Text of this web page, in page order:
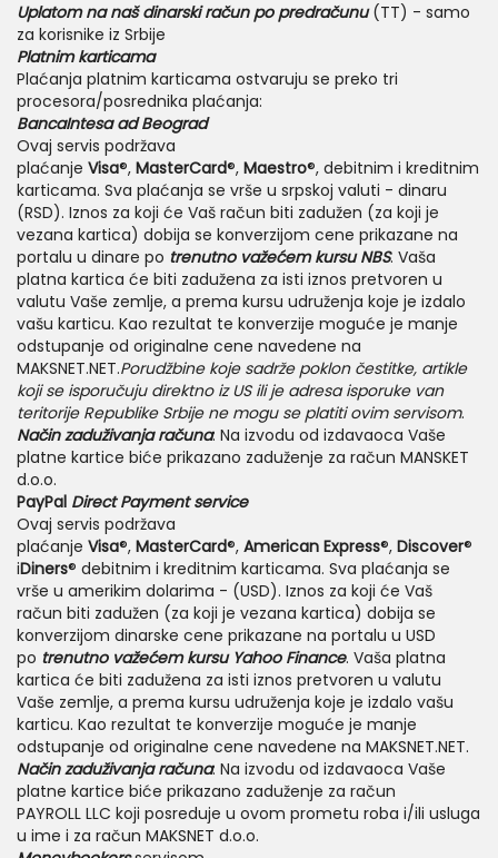
Uplatom na naš dinarski račun po predračunu(TT) - samo
za korisnike iz Srbije
Platnim karticama
Plaćanja platnim karticama ostvaruju se preko tri
procesora/posrednika plaćanja:
BancaIntesa ad Beograd
Ovaj servis podržava
plaćanje Visa®, MasterCard®, Maestro®, debitnim i kreditnim
karticama. Sva plaćanja se vrše u srpskoj valuti - dinaru
(RSD). Iznos za koji će Vaš račun biti zadužen (za koji je
vezana kartica) dobija se konverzijom cene prikazane na
portalu u dinare po trenutno važećem kursuNBS. Vaša
platna kartica će biti zadužena za isti iznos pretvoren u
valutu Vaše zemlje, a prema kursu udruženja koje je izdalo
vašu karticu. Kao rezultat te konverzije moguće je manje
odstupanje od originalne cene navedene na
MAKSNET.NET.Porudžbine koje sadrže poklon čestitke, artikle
koji se isporučuju direktno iz US ili je adresa isporuke van
teritorije Republike Srbije ne mogu se platiti ovim servisom.
Način zaduživanja računa: Na izvodu od izdavaoca Vaše
platne kartice biće prikazano zaduženje za račun MANSKET
d.o.o.
PayPal Direct Payment service
Ovaj servis podržava
plaćanje Visa®, MasterCard®, American Express®, Discover®
iDiners® debitnim i kreditnim karticama. Sva plaćanja se
vrše u amerikim dolarima - (USD). Iznos za koji će Vaš
račun biti zadužen (za koji je vezana kartica) dobija se
konverzijom dinarske cene prikazane na portalu u USD
po trenutno važećem kursu Yahoo Finance. Vaša platna
kartica će biti zadužena za isti iznos pretvoren u valutu
Vaše zemlje, a prema kursu udruženja koje je izdalo vašu
karticu. Kao rezultat te konverzije moguće je manje
odstupanje od originalne cene navedene na MAKSNET.NET.
Način zaduživanja računa: Na izvodu od izdavaoca Vaše
platne kartice biće prikazano zaduženje za račun
PAYROLL LLC koji posreduje u ovom prometu roba i/ili usluga
u ime i za račun MAKSNET d.o.o.